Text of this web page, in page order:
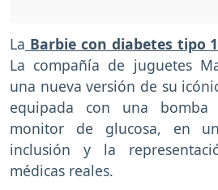
La Barbie con diabetes tipo
La compañía de juguetes
una nueva versión de su
equipada con una
monitor de glucosa, en
inclusión y la
médicas reales.